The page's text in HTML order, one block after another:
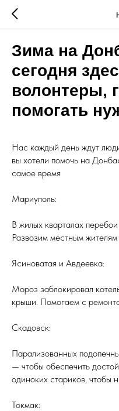
Зима на
сегодня
волонтеры,
помогать
Нас каждый день ждут
вы хотели помочь на
самое время
Мариуполь:
В жилых кварталах
Развозим местным
Ясиноватая и Авдеевка:
Мороз заблокировал
крыши. Помогаем с
Скадовск:
Парализованных
— чтобы обеспечить
одиноких стариков, чтобы
Токмак: